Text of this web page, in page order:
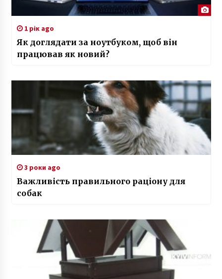
1 рік ago
Як доглядати за ноутбуком, щоб він
працював як новий?
3 роки ago
Важливість правильного раціону для
собак